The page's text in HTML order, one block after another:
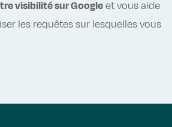
visibilité sur Google et vous aide
les requêtes sur lesquelles vous